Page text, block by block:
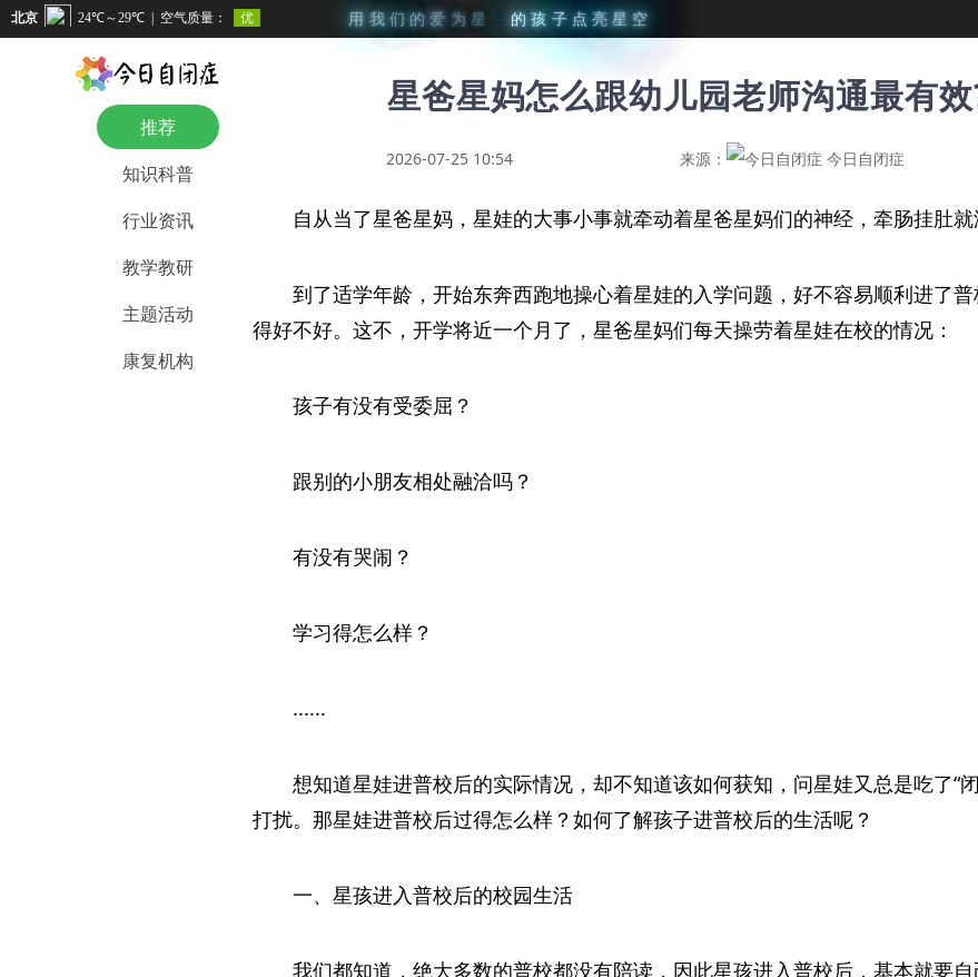
用 我 们 的 爱 为 星 星 的 孩 子 点 亮 星 空
推荐
知识科普
行业资讯
教学教研
主题活动
康复机构
星爸星妈怎么跟幼儿园老师沟通最有
2026-07-25 10:54 来源： 今日自闭症
自从当了星爸星妈，星娃的大事小事就牵动着星爸星妈们的神经，牵肠挂肚就
到了适学年龄，开始东奔西跑地操心着星娃的入学问题，好不容易顺利进了
得好不好。这不，开学将近一个月了，星爸星妈们每天操劳着星娃在校的情况：
孩子有没有受委屈？
跟别的小朋友相处融洽吗？
有没有哭闹？
学习得怎么样？
......
想知道星娃进普校后的实际情况，却不知道该如何获知，问星娃又总是吃了“
打扰。那星娃进普校后过得怎么样？如何了解孩子进普校后的生活呢？
一、星孩进入普校后的校园生活
我们都知道，绝大多数的普校都没有陪读，因此星孩进入普校后，基本就要